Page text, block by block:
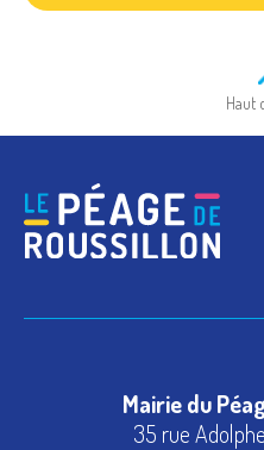
Haut
Mairie du
35 rue